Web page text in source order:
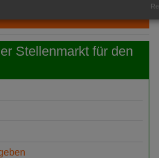
Stellenmarkt für den